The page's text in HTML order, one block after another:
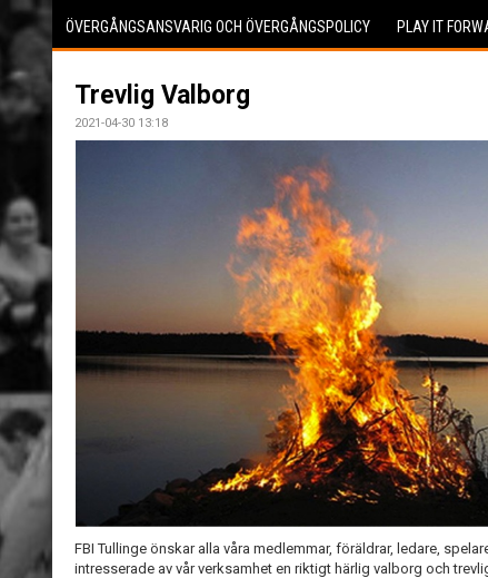
ÖVERGÅNGSANSVARIG OCH ÖVERGÅNGSPOLICY PLAY IT
Trevlig Valborg
2021-04-30 13:18
FBI Tullinge önskar alla våra medlemmar, föräldrar, ledare,
intresserade av vår verksamhet en riktigt härlig valborg och